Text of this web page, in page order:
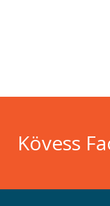
Kövess